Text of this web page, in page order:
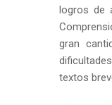
logros de
gran
textos